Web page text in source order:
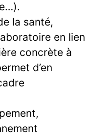
la santé,
en lien
concrète à
d’en